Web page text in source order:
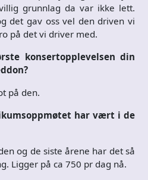
grunnlag da var ikke lett.
det gav oss vel den driven vi
på det vi driver med.
konsertopplevelsen din
på den.
har vært i de
og de siste årene har det så
Ligger på ca 750 pr dag nå.